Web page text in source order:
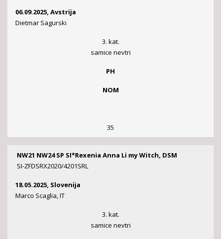
06.09.2025, Avstrija
Dietmar Sagurski
3. kat.
samice nevtri
PH
NOM
35
NW21 NW24 SP SI*Rexenia Anna Li my Witch, DSM
SI-ZFDSRX2020/4201SRL
18.05.2025, Slovenija
Marco Scaglia, IT
3. kat.
samice nevtri